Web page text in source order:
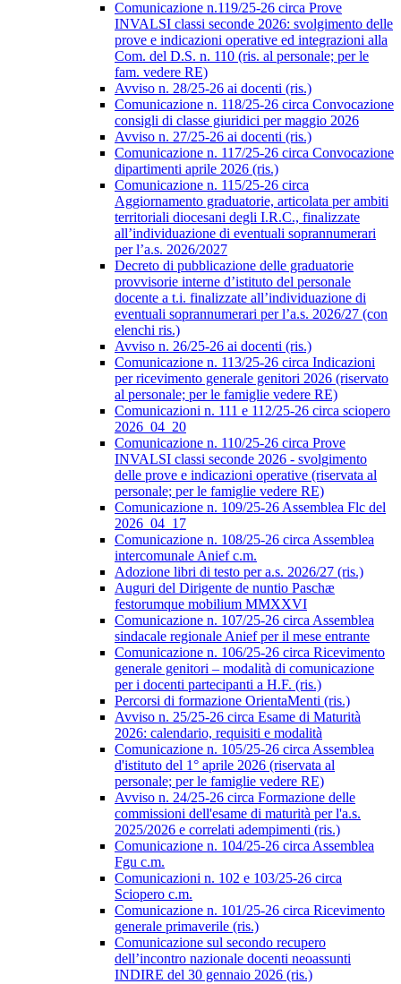
Comunicazione n.119/25-26 circa Prove
INVALSI classi seconde 2026: svolgimento delle
prove e indicazioni operative ed integrazioni alla
Com. del D.S. n. 110 (ris. al personale; per le
fam. vedere RE)
Avviso n. 28/25-26 ai docenti (ris.)
Comunicazione n. 118/25-26 circa Convocazione
consigli di classe giuridici per maggio 2026
Avviso n. 27/25-26 ai docenti (ris.)
Comunicazione n. 117/25-26 circa Convocazione
dipartimenti aprile 2026 (ris.)
Comunicazione n. 115/25-26 circa
Aggiornamento graduatorie, articolata per ambiti
territoriali diocesani degli I.R.C., finalizzate
all’individuazione di eventuali soprannumerari
per l’a.s. 2026/2027
Decreto di pubblicazione delle graduatorie
provvisorie interne d’istituto del personale
docente a t.i. finalizzate all’individuazione di
eventuali soprannumerari per l’a.s. 2026/27 (con
elenchi ris.)
Avviso n. 26/25-26 ai docenti (ris.)
Comunicazione n. 113/25-26 circa Indicazioni
per ricevimento generale genitori 2026 (riservato
al personale; per le famiglie vedere RE)
Comunicazioni n. 111 e 112/25-26 circa sciopero
2026_04_20
Comunicazione n. 110/25-26 circa Prove
INVALSI classi seconde 2026 - svolgimento
delle prove e indicazioni operative (riservata al
personale; per le famiglie vedere RE)
Comunicazione n. 109/25-26 Assemblea Flc del
2026_04_17
Comunicazione n. 108/25-26 circa Assemblea
intercomunale Anief c.m.
Adozione libri di testo per a.s. 2026/27 (ris.)
Auguri del Dirigente de nuntio Paschæ
festorumque mobilium MMXXVI
Comunicazione n. 107/25-26 circa Assemblea
sindacale regionale Anief per il mese entrante
Comunicazione n. 106/25-26 circa Ricevimento
generale genitori – modalità di comunicazione
per i docenti partecipanti a H.F. (ris.)
Percorsi di formazione OrientaMenti (ris.)
Avviso n. 25/25-26 circa Esame di Maturità
2026: calendario, requisiti e modalità
Comunicazione n. 105/25-26 circa Assemblea
d'istituto del 1° aprile 2026 (riservata al
personale; per le famiglie vedere RE)
Avviso n. 24/25-26 circa Formazione delle
commissioni dell'esame di maturità per l'a.s.
2025/2026 e correlati adempimenti (ris.)
Comunicazione n. 104/25-26 circa Assemblea
Fgu c.m.
Comunicazioni n. 102 e 103/25-26 circa
Sciopero c.m.
Comunicazione n. 101/25-26 circa Ricevimento
generale primaverile (ris.)
Comunicazione sul secondo recupero
dell’incontro nazionale docenti neoassunti
INDIRE del 30 gennaio 2026 (ris.)